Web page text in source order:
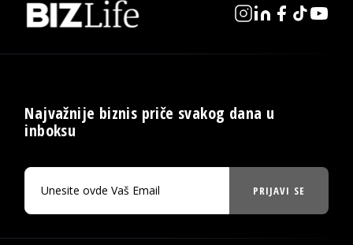
Najvažnije biznis priče svakog dana u
inboksu
PRIJAVI SE